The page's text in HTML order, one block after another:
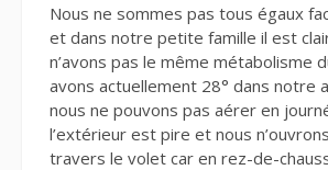
Nous ne sommes pas tous égaux
et dans notre petite famille il est
n’avons pas le même métabolisme
avons actuellement 28° dans notre
nous ne pouvons pas aérer en
l’extérieur est pire et nous
travers le volet car en rez-de-